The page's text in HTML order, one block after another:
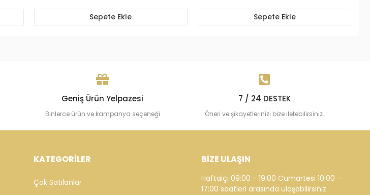
Sepete Ekle Sepete Ekle
Geniş Ürün Yelpazesi
Binlerce ürün ve kampanya seçeneği
7 / 24 DESTEK
Öneri ve şikayetlerinizi bize iletebilirsiniz.
KATEGORİLER
Çok Satılanlar
BİZE ULAŞIN
Haftaiçi 09:00 - 19:00 Cumartesi 10:00 -
17:00 saatleri arasında ulaşabilirsiniz.